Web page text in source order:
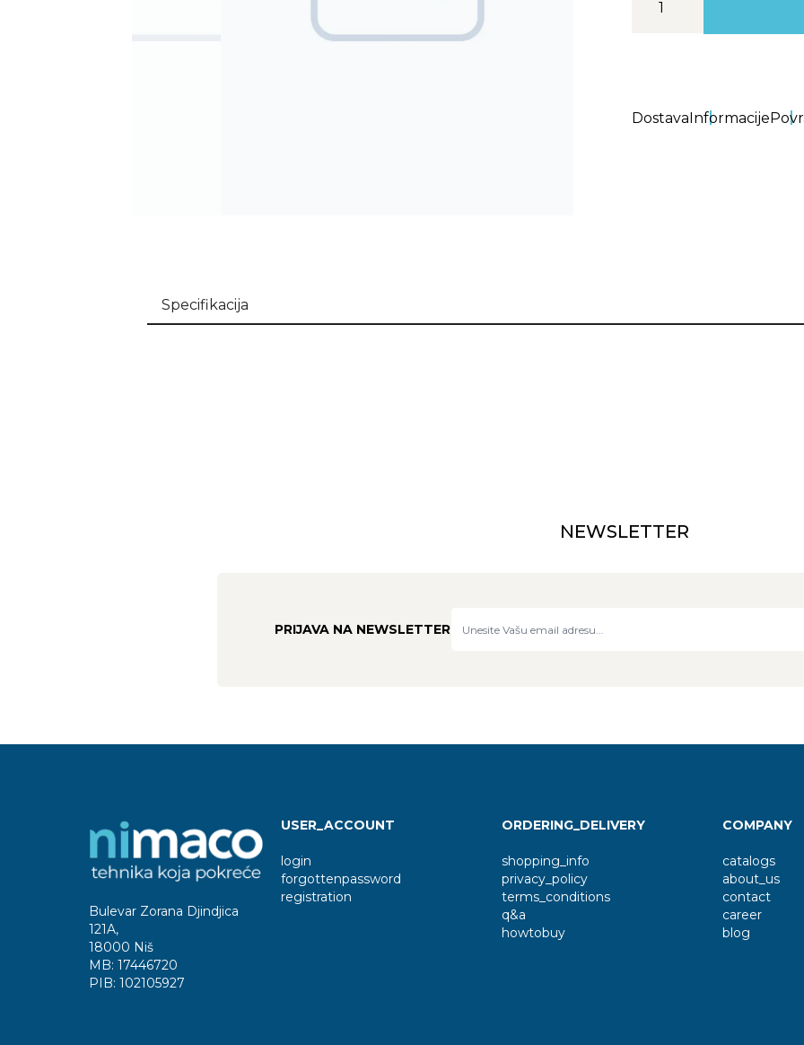
DostavaInformacije
Specifikacija
NEWSLETTER
PRIJAVA NA NEWSLETTER
Bulevar Zorana Djindjica
121A,
18000 Niš
MB:17446720
PIB:102105927
USER_ACCOUNT
login
forgottenpassword
registration
ORDERING_DELIVERY
shopping_info
privacy_policy
terms_conditions
q&a
howtobuy
COMPANY
catalogs
about_us
contact
career
blog